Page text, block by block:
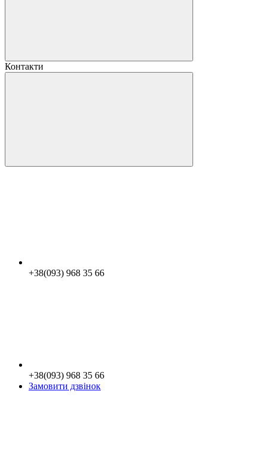
Контакти
+38(093) 968 35 66
+38(093) 968 35 66
Замовити дзвінок